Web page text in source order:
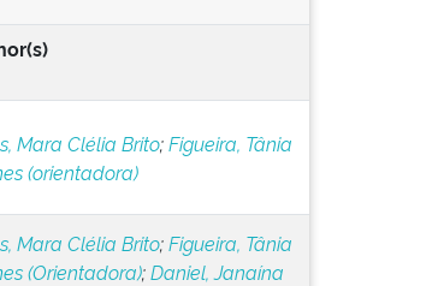
Mara Clélia Brito;Figueira, Tânia
(orientadora)
Mara Clélia Brito;Figueira, Tânia
(Orientadora);Daniel, Janaína